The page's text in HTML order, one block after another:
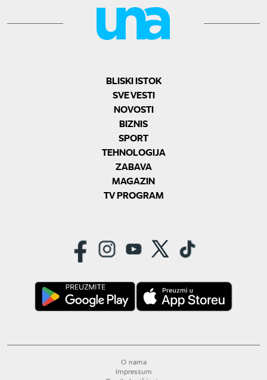
BLISKI ISTOK
SVE VESTI
NOVOSTI
BIZNIS
SPORT
TEHNOLOGIJA
ZABAVA
MAGAZIN
TV PROGRAM
O nama
Impressum